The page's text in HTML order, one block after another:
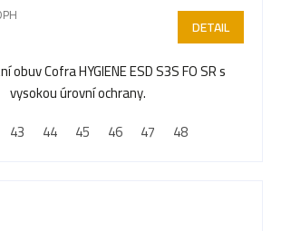
DETAIL
Cofra HYGIENE ESD S3S FO SR s
vysokou úrovní ochrany.
43 44 45 46 47 48